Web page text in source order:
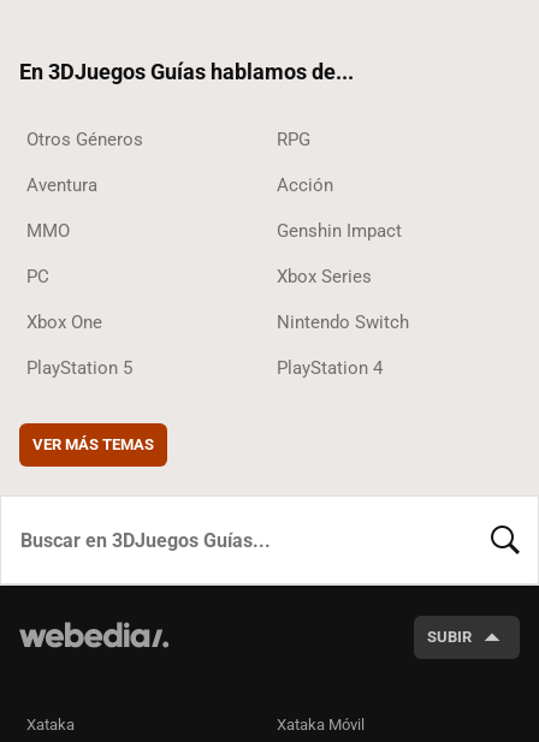
En 3DJuegos Guías hablamos de...
Otros Géneros RPG
Aventura Acción
MMO Genshin Impact
PC Xbox Series
Xbox One Nintendo Switch
PlayStation 5 PlayStation 4
VER MÁS TEMAS
SUBIR
Xataka Xataka Móvil